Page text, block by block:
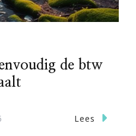
de btw
Lees